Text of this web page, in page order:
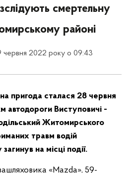
смертельну
районі
червня 2022 року о 09:43
пригода сталася 28 червня
автодороги Виступовичі -
Житомирського
травм водій
на місці події.
«Mazda», 59-